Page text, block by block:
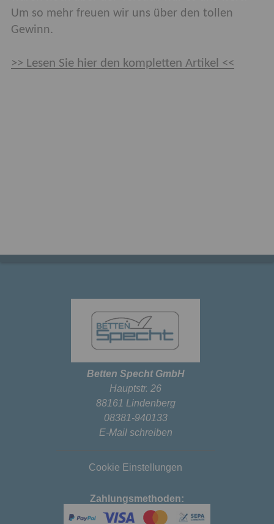
Um so mehr freuen wir uns über den tollen
Gewinn.
>> Lesen Sie hier den kompletten Artikel <<
Betten Specht GmbH
Hauptstr. 26
88161 Lindenberg
08381-940133
E-Mail schreiben
Cookie Einstellungen
Zahlungsmethoden: